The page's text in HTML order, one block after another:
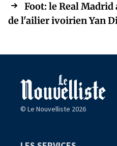
Foot: le Real
de l'ailier ivoirien Yan
© Le Nouvelliste 2026